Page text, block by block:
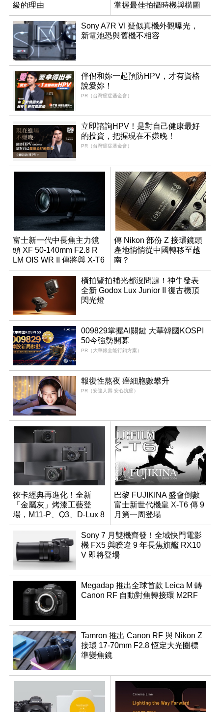
級的理由
掌握最佳拍攝時機與構圖
Sony A7R VI 疑似真機外觀曝光，
新電池恐與舊機不相容
伴侶和妳一起預防HPV，才有資格
說愛妳！
PR（台灣癌症基金會）
立即諮詢HPV！是對自己健康最好
的投資，把握現在不嫌晚！
PR（台灣癌症基金會）
富士新一代中長焦主力鏡
頭 XF 50-140mm F2.8 R
LM OIS WR II 傳將與 X-T6
同步亮相
傳 Nikon 部份 Z 接環鏡頭
產地悄悄從中國轉移至越
南？
橫拍豎拍補光都沒問題！神牛發表
全新 Godox Lux Junior II 復古機頂
閃光燈
009829掌握AI關鍵 大華韓國KOSPI
50今強勢開募
PR（大華銀全能行銷方案）
報復性熬夜 癌細胞數攀升
PR（安達人壽 安心抗癌）
徠卡經典再進化！全新
「金屬灰」烤漆工藝登
場，M11-P、Q3、D-Lux 8
領銜換裝
巴黎 FUJIKINA 盛會倒數
富士新世代機皇 X-T6 傳 9
月第一周登場
Sony 7 月雙機齊發！全域快門電影
機 FX5 與睽違 9 年長焦旗艦 RX10
V 即將登場
Megadap 推出全球首款 Leica M 轉
Canon RF 自動對焦轉接環 M2RF
Tamron 推出 Canon RF 與 Nikon Z
接環 17-70mm F2.8 恆定大光圈標
準變焦鏡